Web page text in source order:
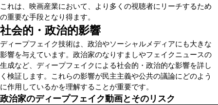
これは、映画産業において、より多くの視聴者にリーチするため
の重要な手段となり得ます。
社会的・政治的影響
ディープフェイク技術は、政治やソーシャルメディアにも大きな
影響を与えています。政治家のなりすましやフェイクニュースの
生成など、ディープフェイクによる社会的・政治的な影響を詳し
く検証します。これらの影響が民主主義や公共の議論にどのよう
に作用しているかを理解することが重要です。
政治家のディープフェイク動画とそのリスク